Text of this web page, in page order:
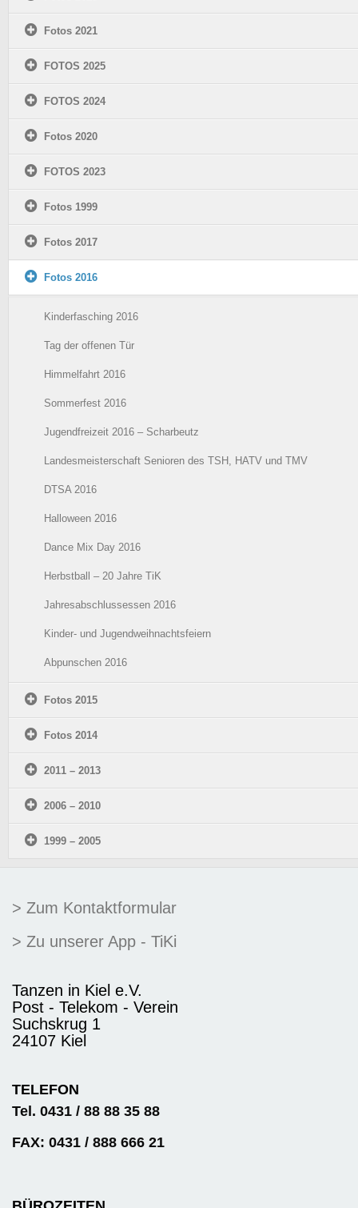
Fotos 2021
FOTOS 2025
FOTOS 2024
Fotos 2020
FOTOS 2023
Fotos 1999
Fotos 2017
Fotos 2016
Kinderfasching 2016
Tag der offenen Tür
Himmelfahrt 2016
Sommerfest 2016
Jugendfreizeit 2016 – Scharbeutz
Landesmeisterschaft Senioren des TSH, HATV und TMV
DTSA 2016
Halloween 2016
Dance Mix Day 2016
Herbstball – 20 Jahre TiK
Jahresabschlussessen 2016
Kinder- und Jugendweihnachtsfeiern
Abpunschen 2016
Fotos 2015
Fotos 2014
2011 – 2013
2006 – 2010
1999 – 2005
> Zum Kontaktformular
> Zu unserer App - TiKi
Tanzen in Kiel e.V.
Post - Telekom - Verein
Suchskrug 1
24107 Kiel
TELEFON
Tel. 0431 / 88 88 35 88
FAX: 0431 / 888 666 21